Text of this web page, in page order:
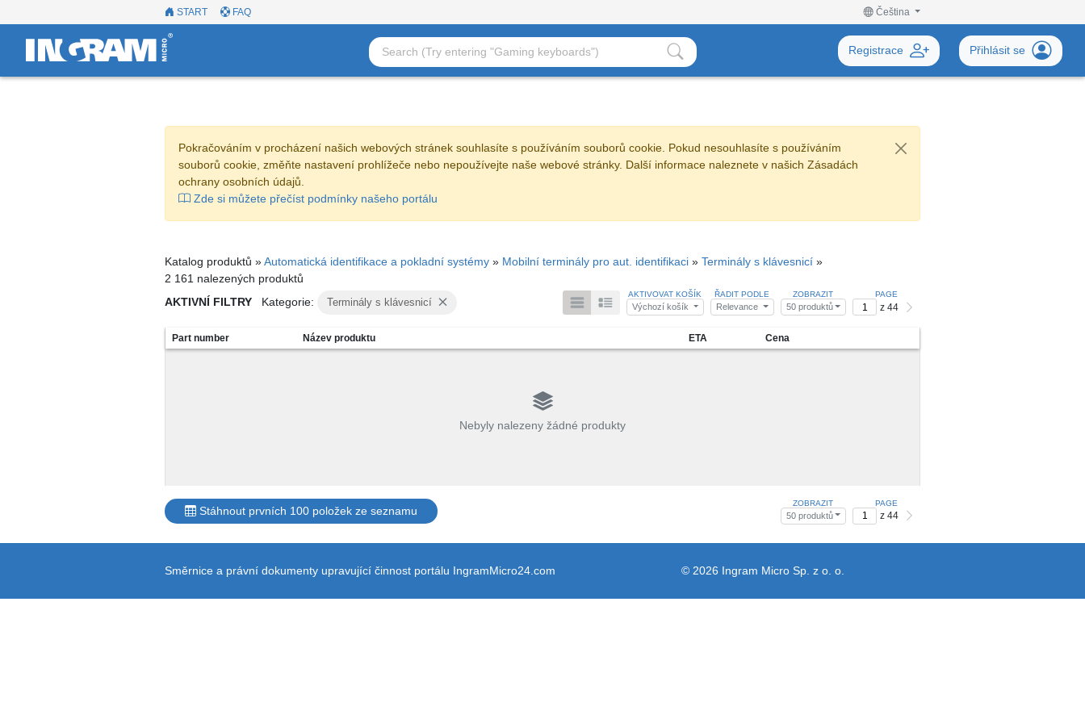
START FAQ Čeština
Registrace Přihlásit se
Pokračováním v procházení našich webových stránek souhlasíte s používáním souborů cookie. Pokud nesouhlasíte s používáním
souborů cookie, změňte nastavení prohlížeče nebo nepoužívejte naše webové stránky. Další informace naleznete v našich Zásadách
ochrany osobních údajů.
Zde si můžete přečíst podmínky našeho portálu
Katalog produktů »Automatická identifikace a pokladní systémy » Mobilní terminály pro aut. identifikaci » Terminály s klávesnicí »
2 161 nalezených produktů
AKTIVNÍ FILTRY
Kategorie: Terminály s klávesnicí
AKTIVOVAT KOŠÍK
Výchozí košík
ŘADIT PODLE
Relevance
ZOBRAZIT
50 produktů
PAGE
z 44
Part number Název produktu ETA Cena
Nebyly nalezeny žádné produkty
Stáhnout prvních 100 položek ze seznamu
ZOBRAZIT
50 produktů
PAGE
z 44
Směrnice a právní dokumenty upravující činnost portálu IngramMicro24.com © 2026 Ingram Micro Sp. z o. o.